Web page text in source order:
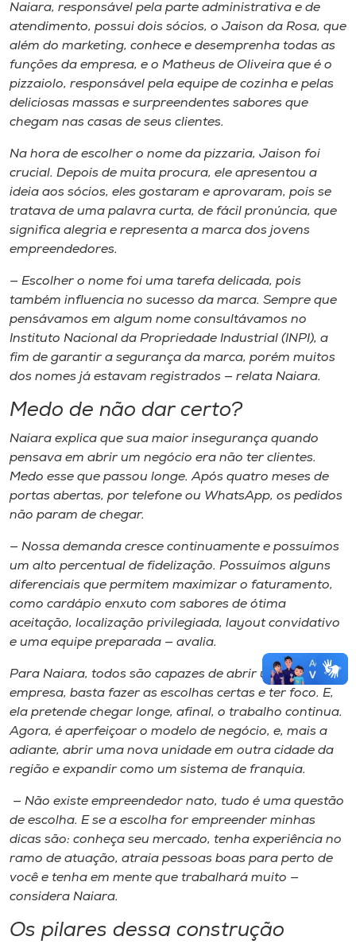
Naiara, responsável pela parte administrativa e de
atendimento, possui dois sócios, o Jaison da Rosa, que
além do marketing, conhece e desemprenha todas as
funções da empresa, e o Matheus de Oliveira que é o
pizzaiolo, responsável pela equipe de cozinha e pelas
deliciosas massas e surpreendentes sabores que
chegam nas casas de seus clientes.
Na hora de escolher o nome da pizzaria, Jaison foi
crucial. Depois de muita procura, ele apresentou a
ideia aos sócios, eles gostaram e aprovaram, pois se
tratava de uma palavra curta, de fácil pronúncia, que
significa alegria e representa a marca dos jovens
empreendedores.
— Escolher o nome foi uma tarefa delicada, pois
também influencia no sucesso da marca. Sempre que
pensávamos em algum nome consultávamos no
Instituto Nacional da Propriedade Industrial (INPI), a
fim de garantir a segurança da marca, porém muitos
dos nomes já estavam registrados — relata Naiara.
Medo de não dar certo?
Naiara explica que sua maior insegurança quando
pensava em abrir um negócio era não ter clientes.
Medo esse que passou longe. Após quatro meses de
portas abertas, por telefone ou WhatsApp, os pedidos
não param de chegar.
— Nossa demanda cresce continuamente e possuímos
um alto percentual de fidelização. Possuímos alguns
diferenciais que permitem maximizar o faturamento,
como cardápio enxuto com sabores de ótima
aceitação, localização privilegiada, layoutconvidativo
e uma equipe preparada — avalia.
Para Naiara, todos são capazes de abrir uma
empresa, basta fazer as escolhas certas e ter foco. E,
ela pretende chegar longe, afinal, o trabalho continua.
Agora, é aperfeiçoar o modelo de negócio, e, mais a
adiante, abrir uma nova unidade em outra cidade da
região e expandir como um sistema de franquia.
— Não existe empreendedor nato, tudo é uma questão
de escolha. E se a escolha for empreender minhas
dicas são: conheça seu mercado, tenha experiência no
ramo de atuação, atraia pessoas boas para perto de
você e tenha em mente que trabalhará muito —
considera Naiara.
Os pilares dessa construção